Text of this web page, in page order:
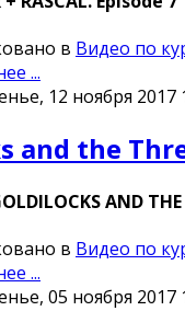
в Видео по
...
12 ноября 2017
and the
AND
в Видео по
...
05 ноября 2017